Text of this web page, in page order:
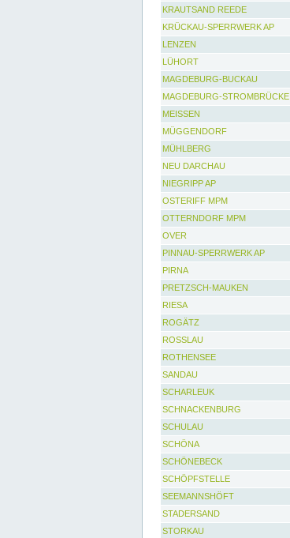
KRAUTSAND REEDE
KRÜCKAU-SPERRWERK AP
LENZEN
LÜHORT
MAGDEBURG-BUCKAU
MAGDEBURG-STROMBRÜCKE
MEISSEN
MÜGGENDORF
MÜHLBERG
NEU DARCHAU
NIEGRIPP AP
OSTERIFF MPM
OTTERNDORF MPM
OVER
PINNAU-SPERRWERK AP
PIRNA
PRETZSCH-MAUKEN
RIESA
ROGÄTZ
ROSSLAU
ROTHENSEE
SANDAU
SCHARLEUK
SCHNACKENBURG
SCHULAU
SCHÖNA
SCHÖNEBECK
SCHÖPFSTELLE
SEEMANNSHÖFT
STADERSAND
STORKAU